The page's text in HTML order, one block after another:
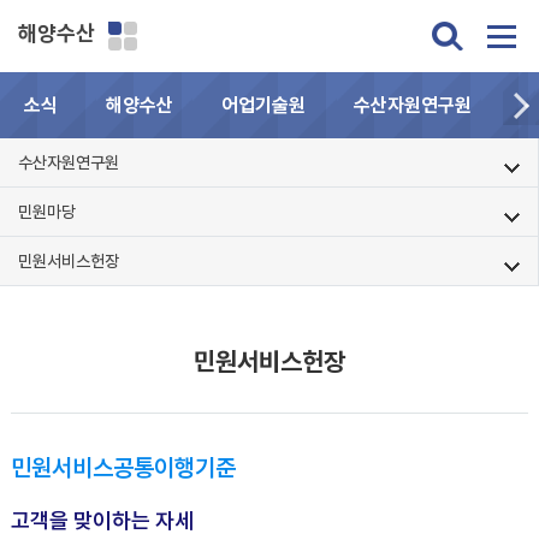
해양수산
소식 해양수산 어업기술원 수산자원연구원
수산자원연구원
민원마당
민원서비스헌장
민원서비스헌장
민원서비스공통이행기준
고객을 맞이하는 자세